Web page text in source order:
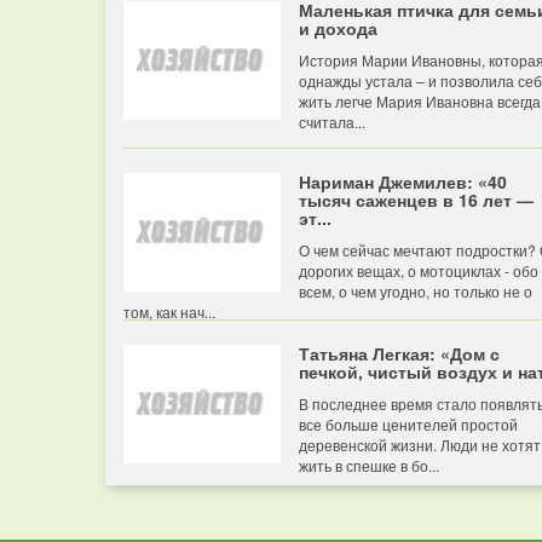
Маленькая птичка для
и дохода
История Марии Ивановны, которая
однажды устала – и позволила
жить легче Мария Ивановна всегда
считала...
Нариман Джемилев: «40
тысяч саженцев в 16 лет —
эт...
О чем сейчас мечтают подростки?
дорогих вещах, о мотоциклах - обо
всем, о чем угодно, но только не о
том, как нач...
Татьяна Легкая: «Дом с
печкой, чистый воздух и
В последнее время стало
все больше ценителей простой
деревенской жизни. Люди не хотят
жить в спешке в бо...